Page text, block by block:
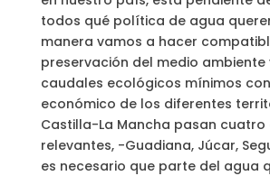
todos qué política de agua
manera vamos a hacer
preservación del medio ambiente
caudales ecológicos mínimos
económico de los diferentes
Castilla-La Mancha pasan cuatro
relevantes, -Guadiana, Júcar,
es necesario que parte del agua